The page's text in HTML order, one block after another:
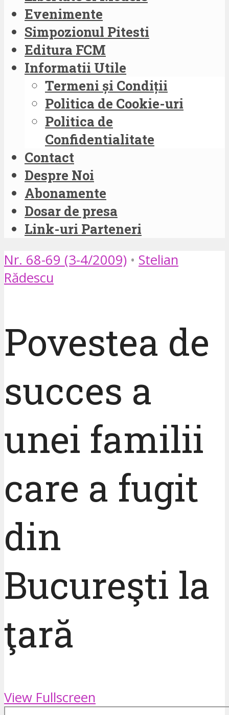
Evenimente
Simpozionul Pitesti
Editura FCM
Informatii Utile
Termeni și Condiții
Politica de Cookie-uri
Politica de
Confidentialitate
Contact
Despre Noi
Abonamente
Dosar de presa
Link-uri Parteneri
Nr. 68-69 (3-4/2009) • Stelian
Rădescu
Povestea de
succes a
unei familii
care a fugit
din
Bucureşti la
ţară
View Fullscreen